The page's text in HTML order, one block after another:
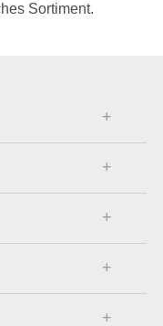
Sortiment.